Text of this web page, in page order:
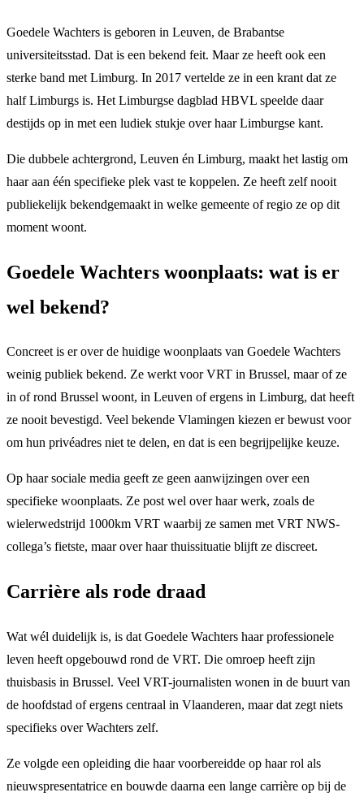
Goedele Wachters is geboren in Leuven, de Brabantse
universiteitsstad. Dat is een bekend feit. Maar ze heeft ook een
sterke band met Limburg. In 2017 vertelde ze in een krant dat ze
half Limburgs is. Het Limburgse dagblad HBVL speelde daar
destijds op in met een ludiek stukje over haar Limburgse kant.
Die dubbele achtergrond, Leuven én Limburg, maakt het lastig om
haar aan één specifieke plek vast te koppelen. Ze heeft zelf nooit
publiekelijk bekendgemaakt in welke gemeente of regio ze op dit
moment woont.
Goedele Wachters woonplaats: wat is er
wel bekend?
Concreet is er over de huidige woonplaats van Goedele Wachters
weinig publiek bekend. Ze werkt voor VRT in Brussel, maar of ze
in of rond Brussel woont, in Leuven of ergens in Limburg, dat heeft
ze nooit bevestigd. Veel bekende Vlamingen kiezen er bewust voor
om hun privéadres niet te delen, en dat is een begrijpelijke keuze.
Op haar sociale media geeft ze geen aanwijzingen over een
specifieke woonplaats. Ze post wel over haar werk, zoals de
wielerwedstrijd 1000km VRT waarbij ze samen met VRT NWS-
collega’s fietste, maar over haar thuissituatie blijft ze discreet.
Carrière als rode draad
Wat wél duidelijk is, is dat Goedele Wachters haar professionele
leven heeft opgebouwd rond de VRT. Die omroep heeft zijn
thuisbasis in Brussel. Veel VRT-journalisten wonen in de buurt van
de hoofdstad of ergens centraal in Vlaanderen, maar dat zegt niets
specifieks over Wachters zelf.
Ze volgde een opleiding die haar voorbereidde op haar rol als
nieuwspresentatrice en bouwde daarna een lange carrière op bij de